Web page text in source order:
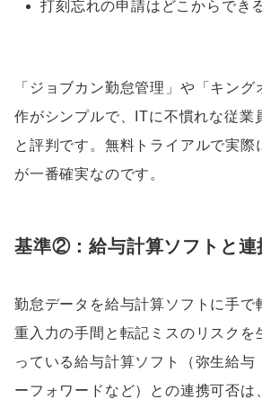
打刻忘れの申請はどこからでき
「ジョブカン勤怠管理」や「キン
作がシンプルで、ITに不慣れな従業
と評判です。無料トライアルで実際
が一番確実なのです。
基準②：給与計算ソフトと連
勤怠データを給与計算ソフトに手で
重入力の手間と転記ミスのリスクを
っている給与計算ソフト（弥生給与
ーフォワードなど）との連携可否は